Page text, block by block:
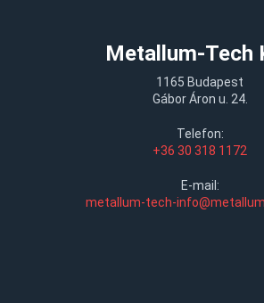
Metallum-Tech
1165 Budapest
Gábor Áron u. 24.
Telefon:
+36 30 318 1172
E-mail:
metallum-tech-